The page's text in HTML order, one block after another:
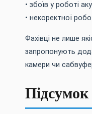
• збоїв у роботі
• некоректної
Фахівці не лише
запропонують
камери чи
Підсумок